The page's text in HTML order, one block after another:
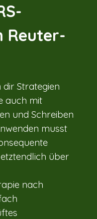
Reuter-
Strategien
auch mit
und Schreiben
musst
über
nach